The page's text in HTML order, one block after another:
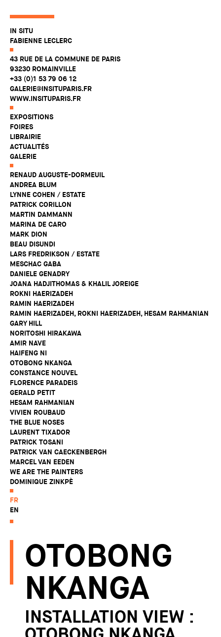
IN SITU
FABIENNE LECLERC
43 RUE DE LA COMMUNE DE PARIS
93230 ROMAINVILLE
+33 (0)1 53 79 06 12
GALERIE@INSITUPARIS.FR
WWW.INSITUPARIS.FR
EXPOSITIONS
FOIRES
LIBRAIRIE
ACTUALITÉS
GALERIE
RENAUD AUGUSTE-DORMEUIL
ANDREA BLUM
LYNNE COHEN / ESTATE
PATRICK CORILLON
MARTIN DAMMANN
MARINA DE CARO
MARK DION
BEAU DISUNDI
LARS FREDRIKSON / ESTATE
MESCHAC GABA
DANIELE GENADRY
JOANA HADJITHOMAS & KHALIL JOREIGE
ROKNI HAERIZADEH
RAMIN HAERIZADEH
RAMIN HAERIZADEH, ROKNI HAERIZADEH, HESAM RAHMANIAN
GARY HILL
NORITOSHI HIRAKAWA
AMIR NAVE
HAIFENG NI
OTOBONG NKANGA
CONSTANCE NOUVEL
FLORENCE PARADEIS
GERALD PETIT
HESAM RAHMANIAN
VIVIEN ROUBAUD
THE BLUE NOSES
LAURENT TIXADOR
PATRICK TOSANI
PATRICK VAN CAECKENBERGH
MARCEL VAN EEDEN
WE ARE THE PAINTERS
DOMINIQUE ZINKPÈ
FR
EN
OTOBONG
NKANGA
INSTALLATION VIEW :